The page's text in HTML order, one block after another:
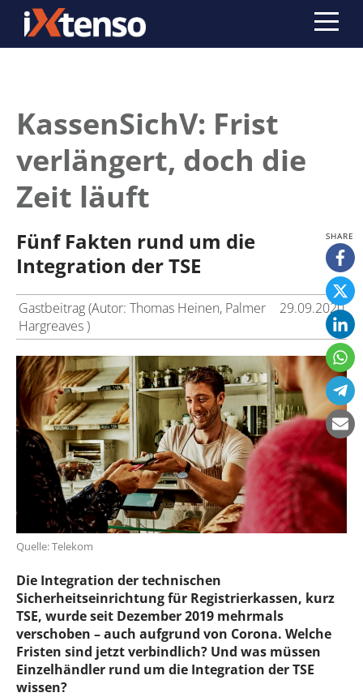
KassenSichV: Frist
verlängert, doch die
Zeit läuft
Fünf Fakten rund um die
Integration der TSE
Gastbeitrag (Autor: Thomas Heinen, Palmer
Hargreaves )
29.09.2020
Quelle: Telekom
Die Integration der technischen
Sicherheitseinrichtung für Registrierkassen, kurz
TSE, wurde seit Dezember 2019 mehrmals
verschoben – auch aufgrund von Corona. Welche
Fristen sind jetzt verbindlich? Und was müssen
Einzelhändler rund um die Integration der TSE
wissen?